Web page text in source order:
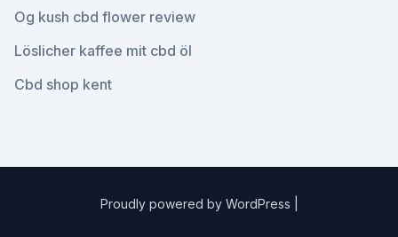
Og kush cbd flower review
Löslicher kaffee mit cbd öl
Cbd shop kent
Proudly powered by WordPress